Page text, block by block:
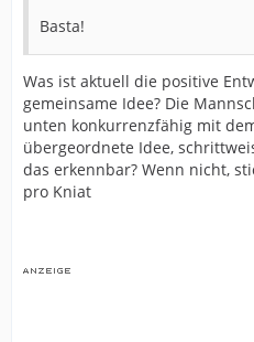
Basta!
Was ist aktuell die positive
gemeinsame Idee? Die
unten konkurrenzfähig mit
übergeordnete Idee,
das erkennbar? Wenn nicht,
pro Kniat